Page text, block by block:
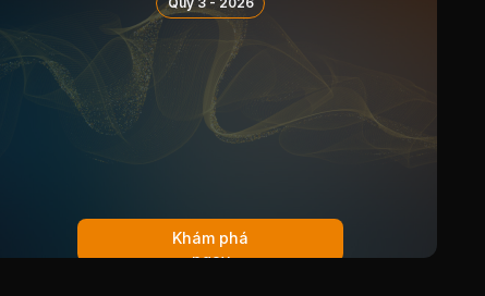
27/05/2014 Cổ tức bằng Tiền, tỷ lệ 10%
07/05/2013 Cổ tức bằng Tiền, tỷ lệ 10%
08/05/2012 Cổ tức bằng Tiền, tỷ lệ 18%
Cổ tức bằng Tiền, tỷ lệ 18%
Khám phá
ngay